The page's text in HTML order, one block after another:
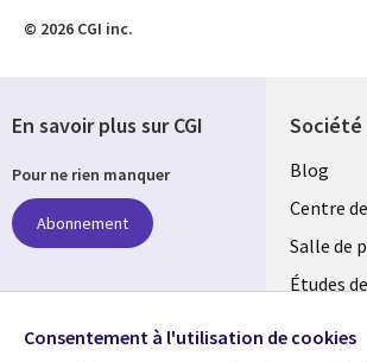
© 2026 CGI inc.
Société
Useful
links
Blog
Centre
Salle de
Études
En savoir plus sur CGI
Pour ne rien manquer
Abonnement
Suivez-nous
Consentement à l'utilisation de cookies